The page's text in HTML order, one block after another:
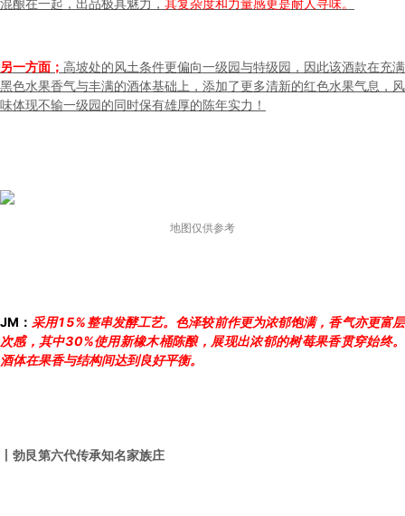
混酿在一起，出品极具魅力， 其复杂度和力量感更是耐人寻味。
另一方面； 高坡处的风土条件更偏向一级园与特级园，因此该酒款在充满
黑色水果香气与丰满的酒体基础上，添加了更多清新的红色水果气息，风
味体现不输一级园的同时保有雄厚的陈年实力！
地图仅供参考
JM： 采用15%整串发酵工艺。色泽较前作更为浓郁饱满，香气亦更富层
次感，其中30%使用新橡木桶陈酿，展现出浓郁的树莓果香贯穿始终。
酒体在果香与结构间达到良好平衡。
丨勃艮第六代传承知名家族庄